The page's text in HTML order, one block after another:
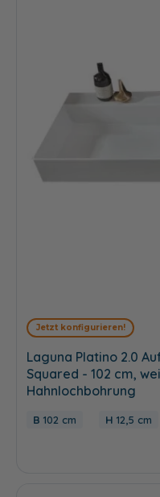
Jetzt konfigurieren!
Laguna Platino 2.0
Squared - 102 cm,
Hahnlochbohrung
102 cm 12,5 cm